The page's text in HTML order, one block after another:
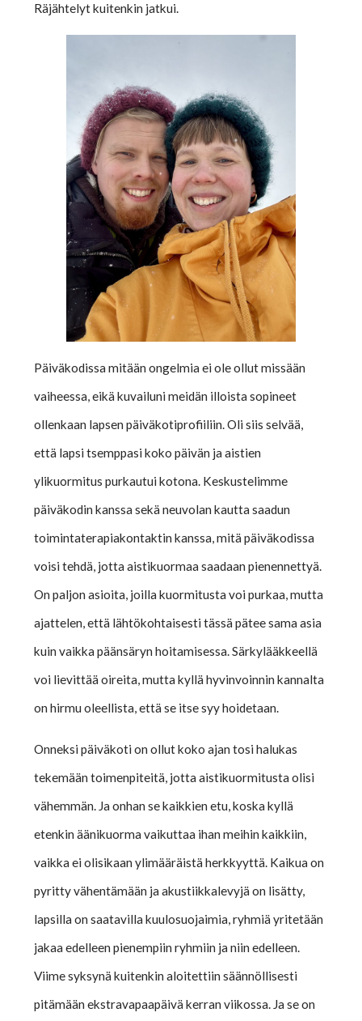
Räjähtelyt kuitenkin jatkui.
Päiväkodissa mitään ongelmia ei ole ollut missään
vaiheessa, eikä kuvailuni meidän illoista sopineet
ollenkaan lapsen päiväkotiprofiiliin. Oli siis selvää,
että lapsi tsemppasi koko päivän ja aistien
ylikuormitus purkautui kotona. Keskustelimme
päiväkodin kanssa sekä neuvolan kautta saadun
toimintaterapiakontaktin kanssa, mitä päiväkodissa
voisi tehdä, jotta aistikuormaa saadaan pienennettyä.
On paljon asioita, joilla kuormitusta voi purkaa, mutta
ajattelen, että lähtökohtaisesti tässä pätee sama asia
kuin vaikka päänsäryn hoitamisessa. Särkylääkkeellä
voi lievittää oireita, mutta kyllä hyvinvoinnin kannalta
on hirmu oleellista, että se itse syy hoidetaan.
Onneksi päiväkoti on ollut koko ajan tosi halukas
tekemään toimenpiteitä, jotta aistikuormitusta olisi
vähemmän. Ja onhan se kaikkien etu, koska kyllä
etenkin äänikuorma vaikuttaa ihan meihin kaikkiin,
vaikka ei olisikaan ylimääräistä herkkyyttä. Kaikua on
pyritty vähentämään ja akustiikkalevyjä on lisätty,
lapsilla on saatavilla kuulosuojaimia, ryhmiä yritetään
jakaa edelleen pienempiin ryhmiin ja niin edelleen.
Viime syksynä kuitenkin aloitettiin säännöllisesti
pitämään ekstravapaapäivä kerran viikossa. Ja se on